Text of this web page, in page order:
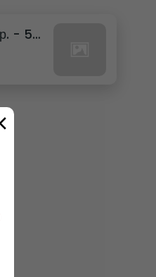
21. ЛИМОНАДА AQUA 12бр. - 500мл